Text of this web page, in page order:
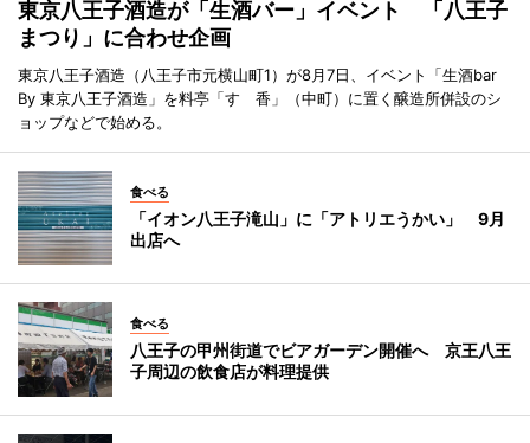
東京八王子酒造が「生酒バー」イベント 「八王子
まつり」に合わせ企画
東京八王子酒造（八王子市元横山町1）が8月7日、イベント「生酒bar
By 東京八王子酒造」を料亭「すゞ香」（中町）に置く醸造所併設のシ
ョップなどで始める。
食べる
「イオン八王子滝山」に「アトリエうかい」 9月
出店へ
食べる
八王子の甲州街道でビアガーデン開催へ 京王八王
子周辺の飲食店が料理提供